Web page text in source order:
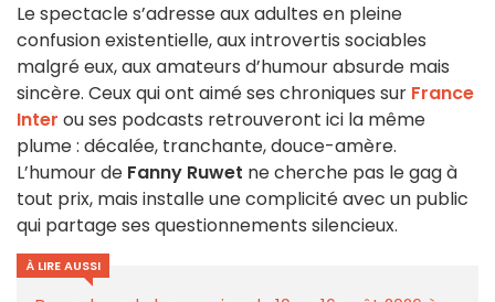
Le spectacle s’adresse aux adultes en pleine
confusion existentielle, aux introvertis sociables
malgré eux, aux amateurs d’humour absurde mais
sincère. Ceux qui ont aimé ses chroniques sur France
Inter ou ses podcasts retrouveront ici la même
plume : décalée, tranchante, douce-amère.
L’humour de Fanny Ruwet ne cherche pas le gag à
tout prix, mais installe une complicité avec un public
qui partage ses questionnements silencieux.
À LIRE AUSSI